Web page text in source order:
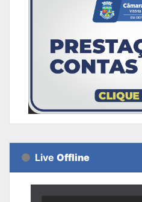
Live Offline